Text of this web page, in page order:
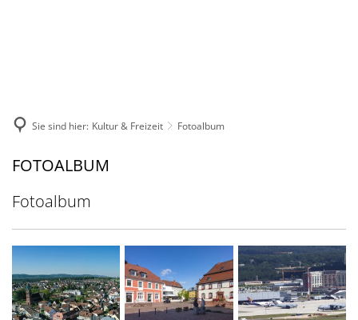
Sie sind hier: Kultur & Freizeit Fotoalbum
Fotoalbum
FOTOALBUM
Fotoalbum